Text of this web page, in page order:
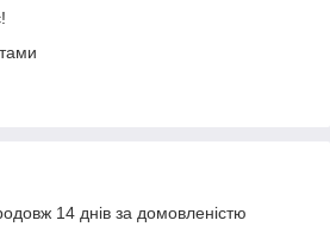
14 днів за домовленістю